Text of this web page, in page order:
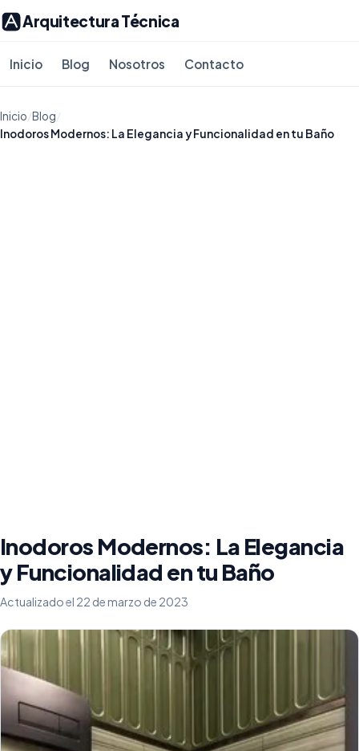
Arquitectura Técnica
Inicio Blog Nosotros Contacto
Inicio/Blog/
Inodoros Modernos: La Elegancia y Funcionalidad en tu Baño
Inodoros Modernos: La Elegancia
y Funcionalidad en tu Baño
Actualizado el 22 de marzo de 2023